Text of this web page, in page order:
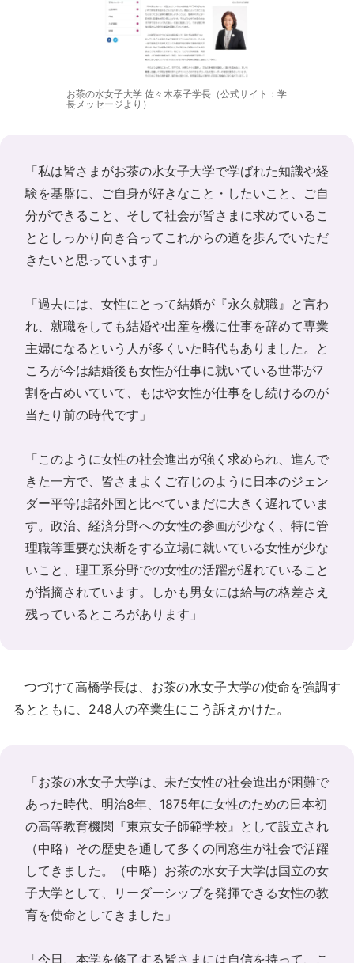
お茶の水女子大学 佐々木泰子学長（公式サイト：学
長メッセージより）
「私は皆さまがお茶の水女子大学で学ばれた知識や経
験を基盤に、ご自身が好きなこと・したいこと、ご自
分ができること、そして社会が皆さまに求めているこ
ととしっかり向き合ってこれからの道を歩んでいただ
きたいと思っています」
「過去には、女性にとって結婚が『永久就職』と言わ
れ、就職をしても結婚や出産を機に仕事を辞めて専業
主婦になるという人が多くいた時代もありました。と
ころが今は結婚後も女性が仕事に就いている世帯が7
割を占めいていて、もはや女性が仕事をし続けるのが
当たり前の時代です」
「このように女性の社会進出が強く求められ、進んで
きた一方で、皆さまよくご存じのように日本のジェン
ダー平等は諸外国と比べていまだに大きく遅れていま
す。政治、経済分野への女性の参画が少なく、特に管
理職等重要な決断をする立場に就いている女性が少な
いこと、理工系分野での女性の活躍が遅れていること
が指摘されています。しかも男女には給与の格差さえ
残っているところがあります」
つづけて高橋学長は、お茶の水女子大学の使命を強調す
るとともに、248人の卒業生にこう訴えかけた。
「お茶の水女子大学は、未だ女性の社会進出が困難で
あった時代、明治8年、1875年に女性のための日本初
の高等教育機関『東京女子師範学校』として設立され
（中略）その歴史を通して多くの同窓生が社会で活躍
してきました。（中略）お茶の水女子大学は国立の女
子大学として、リーダーシップを発揮できる女性の教
育を使命としてきました」
「今日、本学を修了する皆さまには自信を持って、こ